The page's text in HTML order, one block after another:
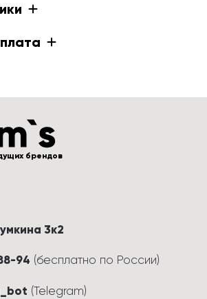
брендов
3к2
94 (бесплатно по России)
(Telegram)